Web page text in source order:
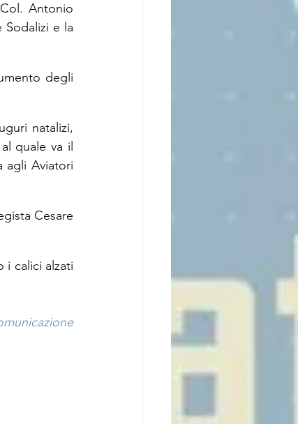
Antonio
Sodalizi e la
degli
natalizi,
quale va il
agli Aviatori
Cesare
i calici alzati